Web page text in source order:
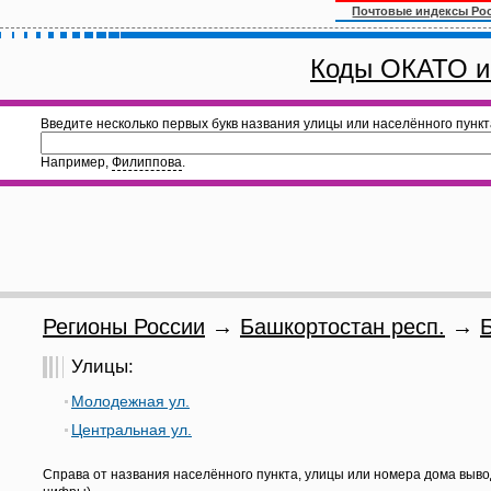
Почтовые индексы
Коды ОКАТО
Введите несколько первых букв названия улицы или населённого
Например, Филиппова.
Регионы России → Башкортостан респ. →
Улицы:
Молодежная ул.
Центральная ул.
Справа от названия населённого пункта, улицы или номера дома